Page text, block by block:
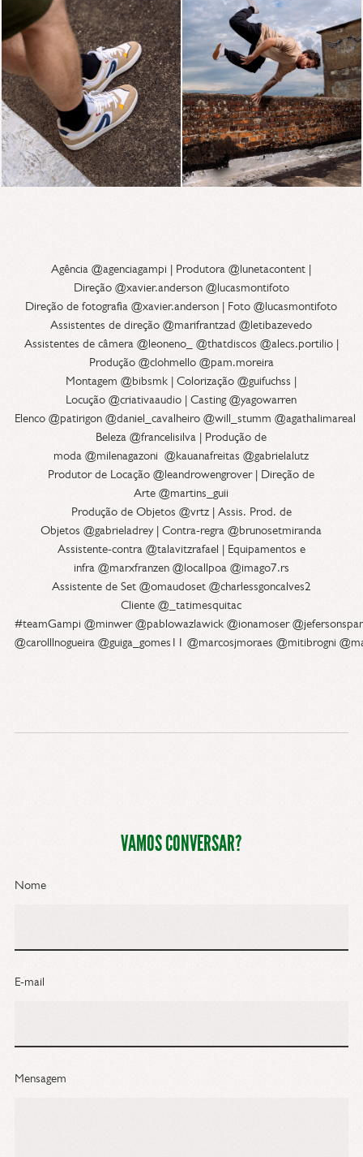
Agência @agenciagampi | Produtora @lunetacontent |
Direção @xavier.anderson @lucasmontifoto
Direção de fotografia @xavier.anderson | Foto @lucasmontifoto
Assistentes de direção @marifrantzad @letibazevedo
Assistentes de câmera @leoneno_ @thatdiscos @alecs.portilio |
Produção @clohmello @pam.moreira
Montagem @bibsmk | Colorização @guifuchss |
Locução @criativaaudio | Casting @yagowarren
Elenco @patirigon @daniel_cavalheiro @will_stumm @agathalimareal
Beleza @francelisilva | Produção de
moda @milenagazoni @kauanafreitas @gabrielalutz
Produtor de Locação @leandrowengrover | Direção de
Arte @martins_guii
Produção de Objetos @vrtz | Assis. Prod. de
Objetos @gabrieladrey | Contra-regra @brunosetmiranda
Assistente-contra @talavitzrafael | Equipamentos e
infra @marxfranzen @locallpoa @imago7.rs
Assistente de Set @omaudoset @charlessgoncalves2
Cliente @_tatimesquitac
#teamGampi @minwer @pablowazlawick @ionamoser
@carolllnogueira @guiga_gomes11 @marcosjmoraes @mitibrogni
VAMOS CONVERSAR?
Nome
E-mail
Mensagem